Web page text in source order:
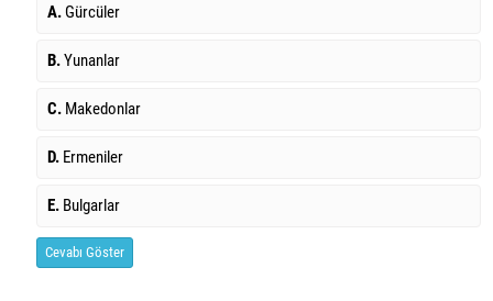
A.Gürcüler
B.Yunanlar
C. Makedonlar
D. Ermeniler
E. Bulgarlar
Cevabı Göster